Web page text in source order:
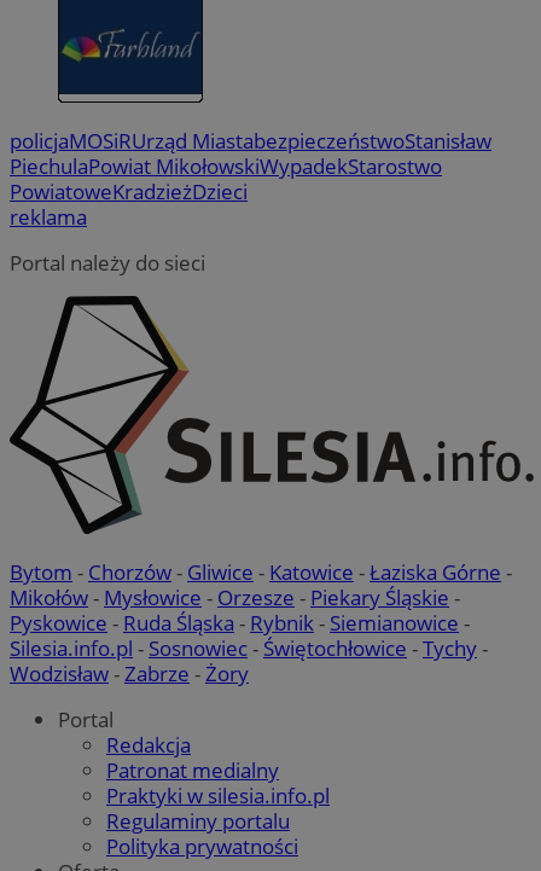
policjaMOSiRUrząd MiastabezpieczeństwoStanisław
PiechulaPowiat MikołowskiWypadekStarostwo
PowiatoweKradzieżDzieci
reklama
Portal należy do sieci
Bytom - Chorzów- Gliwice - Katowice -Łaziska Górne -
Mikołów- Mysłowice - Orzesze - Piekary Śląskie -
Pyskowice - Ruda Śląska - Rybnik- Siemianowice -
Silesia.info.pl - Sosnowiec- Świętochłowice -Tychy-
Wodzisław-Zabrze -Żory
Portal
Redakcja
Patronat medialny
Praktyki w silesia.info.pl
Regulaminy portalu
Polityka prywatności